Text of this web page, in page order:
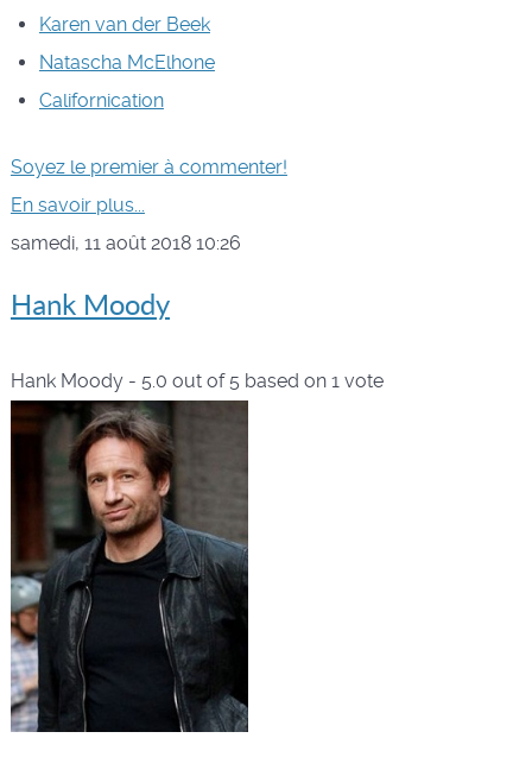
Karen van der Beek
Natascha McElhone
Californication
Soyez le premier à commenter!
En savoir plus...
samedi, 11 août 2018 10:26
Hank Moody
Hank Moody- 5.0 out of 5 based on 1vote